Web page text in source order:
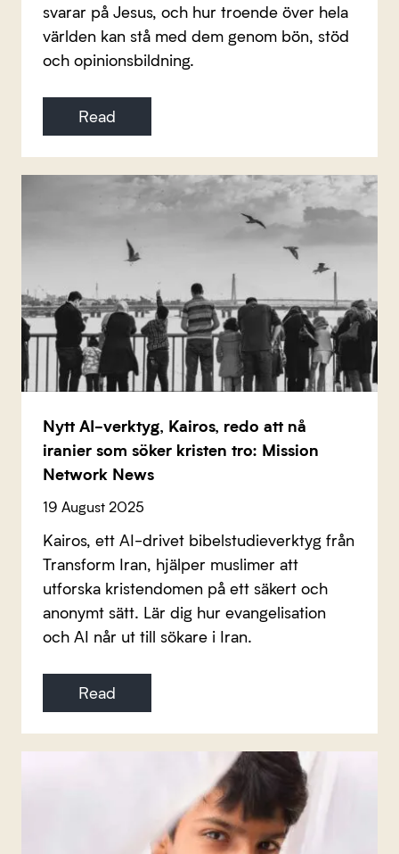
svarar på Jesus, och hur troende över hela
världen kan stå med dem genom bön, stöd
och opinionsbildning.
Read
Nytt AI-verktyg, Kairos, redo att nå
iranier som söker kristen tro: Mission
Network News
19 August 2025
Kairos, ett AI-drivet bibelstudieverktyg från
Transform Iran, hjälper muslimer att
utforska kristendomen på ett säkert och
anonymt sätt. Lär dig hur evangelisation
och AI når ut till sökare i Iran.
Read